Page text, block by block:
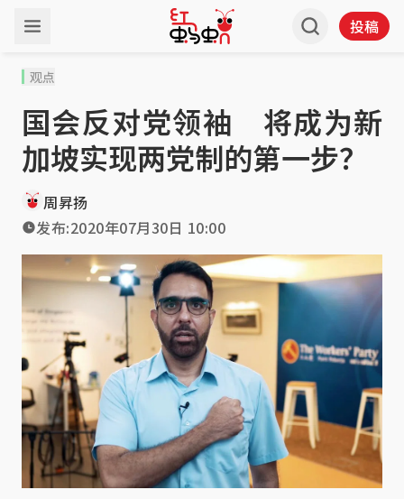
投稿
观点
国会反对党领袖 将成为新
加坡实现两党制的第一步？
周昇扬
发布:2020年07月30日 10:00